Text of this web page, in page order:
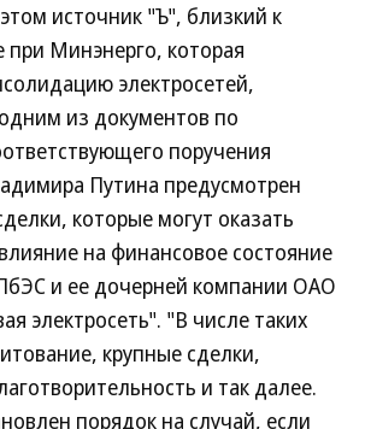
источник "Ъ", близкий к
при Минэнерго, которая
электросетей,
из документов по
поручения
Путина предусмотрен
которые могут оказать
на финансовое состояние
и ее дочерней компании ОАО
электросеть". "В числе таких
крупные сделки,
и так далее.
порядок на случай, если